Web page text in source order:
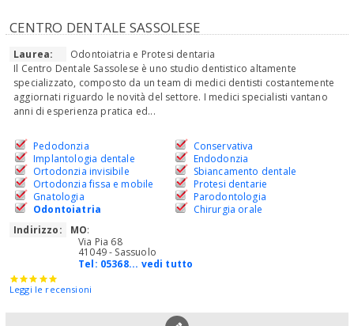
CENTRO DENTALE SASSOLESE
Laurea:
Odontoiatria e Protesi dentaria
Il Centro Dentale Sassolese è uno studio dentistico altamente
specializzato, composto da un team di medici dentisti costantemente
aggiornati riguardo le novità del settore. I medici specialisti vantano
anni di esperienza pratica ed...
Pedodonzia
Implantologia dentale
Ortodonzia invisibile
Ortodonzia fissa e mobile
Gnatologia
Odontoiatria
Conservativa
Endodonzia
Sbiancamento dentale
Protesi dentarie
Parodontologia
Chirurgia orale
Indirizzo:
MO:
Via Pia 68
41049 - Sassuolo
Tel: 05368... vedi tutto
Leggi le recensioni